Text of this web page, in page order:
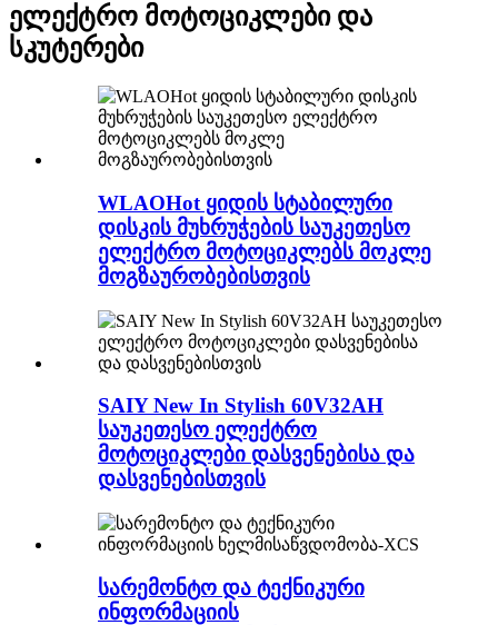
ელექტრო მოტოციკლები და
სკუტერები
WLAOHot ყიდის სტაბილური
დისკის მუხრუჭების საუკეთესო
ელექტრო მოტოციკლებს მოკლე
მოგზაურობებისთვის
SAIY New In Stylish 60V32AH
საუკეთესო ელექტრო
მოტოციკლები დასვენებისა და
დასვენებისთვის
სარემონტო და ტექნიკური
ინფორმაციის